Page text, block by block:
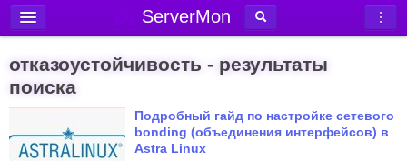
ServerMon
Новости
Блог
отказоустойчивость - результаты
поиска
Подробный гайд по настройке сетевого
bonding (объединения интерфейсов) в
Astra Linux